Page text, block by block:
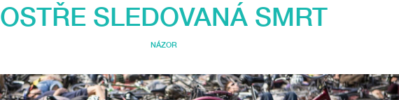
OSTŘE SLEDOVANÁ SMRT
NÁZOR